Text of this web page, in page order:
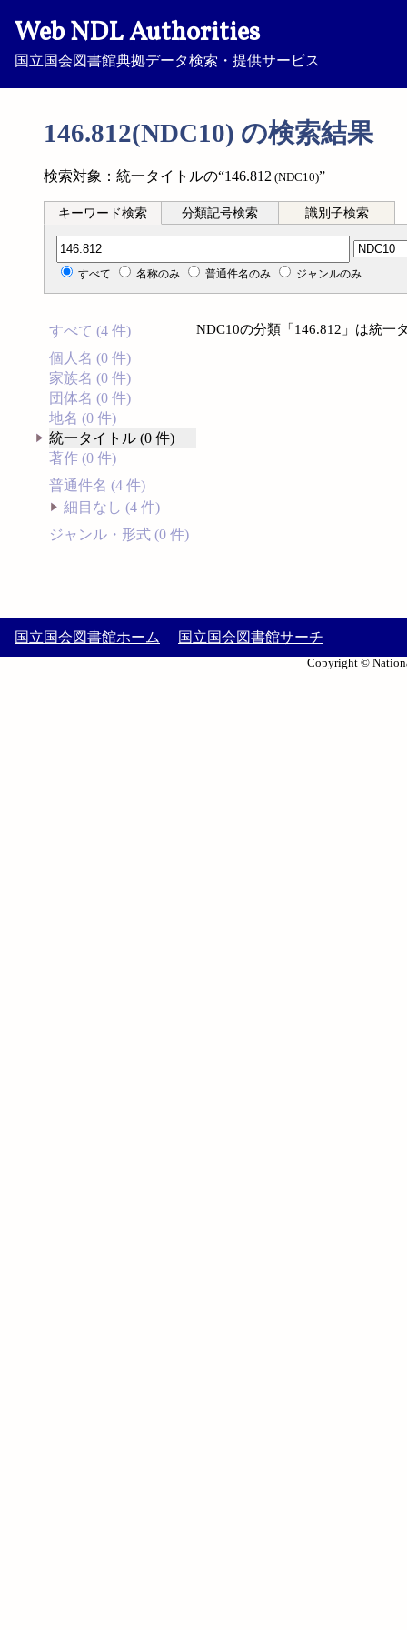
Web NDL Authorities
国立国会図書館典拠データ検索・提供サービス
146.812(NDC10) の検索結果
検索対象：統一タイトルの“146.812 (NDC10)”
キーワード検索 分類記号検索 識別子検索
分類記号検索
すべて 名称のみ 普通件名のみ ジャンルのみ
すべて (4 件)
個人名 (0 件)
家族名 (0 件)
団体名 (0 件)
地名 (0 件)
統一タイトル (0 件)
著作 (0 件)
普通件名 (4 件)
細目なし (4 件)
ジャンル・形式 (0 件)
NDC10の分類「146.812」は統一
国立国会図書館ホーム 国立国会図書館サーチ
Copyright ©